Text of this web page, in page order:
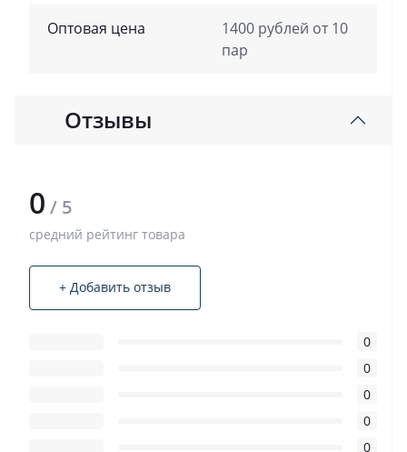
Оптовая цена
1400 рублей от 10
пар
Отзывы
0 / 5
средний рейтинг товара
+ Добавить отзыв
0
0
0
0
0